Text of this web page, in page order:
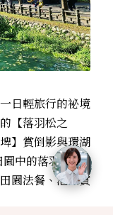
日輕旅行的祕境
【落羽松之
】賞倒影與環湖
園中的落羽松秘
園法餐、泡澡賞